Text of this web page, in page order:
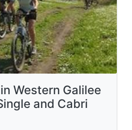
Western Galilee
and Cabri